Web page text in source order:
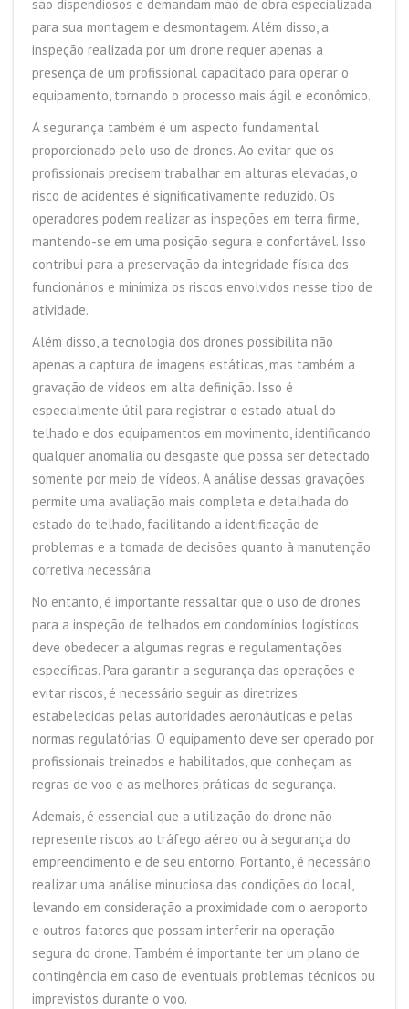
são dispendiosos e demandam mão de obra especializada
para sua montagem e desmontagem. Além disso, a
inspeção realizada por um drone requer apenas a
presença de um profissional capacitado para operar o
equipamento, tornando o processo mais ágil e econômico.
A segurança também é um aspecto fundamental
proporcionado pelo uso de drones. Ao evitar que os
profissionais precisem trabalhar em alturas elevadas, o
risco de acidentes é significativamente reduzido. Os
operadores podem realizar as inspeções em terra firme,
mantendo-se em uma posição segura e confortável. Isso
contribui para a preservação da integridade física dos
funcionários e minimiza os riscos envolvidos nesse tipo de
atividade.
Além disso, a tecnologia dos drones possibilita não
apenas a captura de imagens estáticas, mas também a
gravação de vídeos em alta definição. Isso é
especialmente útil para registrar o estado atual do
telhado e dos equipamentos em movimento, identificando
qualquer anomalia ou desgaste que possa ser detectado
somente por meio de vídeos. A análise dessas gravações
permite uma avaliação mais completa e detalhada do
estado do telhado, facilitando a identificação de
problemas e a tomada de decisões quanto à manutenção
corretiva necessária.
No entanto, é importante ressaltar que o uso de drones
para a inspeção de telhados em condomínios logísticos
deve obedecer a algumas regras e regulamentações
específicas. Para garantir a segurança das operações e
evitar riscos, é necessário seguir as diretrizes
estabelecidas pelas autoridades aeronáuticas e pelas
normas regulatórias. O equipamento deve ser operado por
profissionais treinados e habilitados, que conheçam as
regras de voo e as melhores práticas de segurança.
Ademais, é essencial que a utilização do drone não
represente riscos ao tráfego aéreo ou à segurança do
empreendimento e de seu entorno. Portanto, é necessário
realizar uma análise minuciosa das condições do local,
levando em consideração a proximidade com o aeroporto
e outros fatores que possam interferir na operação
segura do drone. Também é importante ter um plano de
contingência em caso de eventuais problemas técnicos ou
imprevistos durante o voo.